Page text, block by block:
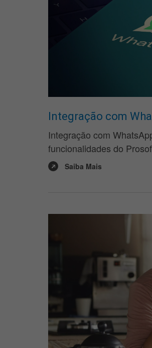
Integração com
Integração com
funcionalidades do
Saiba Mais